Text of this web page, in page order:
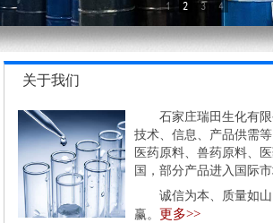
关于我们
石家庄瑞田生化有限
技术、信息、产品供需
医药原料、兽药原料、
国，部分产品进入国际市
诚信为本、质量如山
赢。 更多>>